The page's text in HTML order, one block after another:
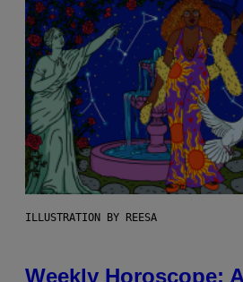
ILLUSTRATION BY REESA
Weekly Horoscope: